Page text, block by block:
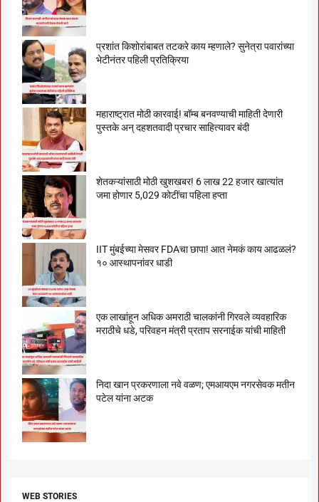
प्रशांत किशोरांबाबत तटकरे काय म्हणाले? सुनेत्रा पवारांच्या
भेटीनंतर पहिली प्रतिक्रिया
महाराष्ट्रात मोठी कारवाई! बॉम्ब बनवण्याची माहिती देणारी
पुस्तके अन् दहशतवादी प्रचार साहित्यावर बंदी
शेतकऱ्यांसाठी मोठी खुशखबर! 6 लाख 22 हजार खात्यांत
जमा होणार 5,029 कोटींचा पहिला हप्ता
IIT मुंबईच्या मेसवर FDAचा छापा! आत नेमकं काय आढळलं?
१० आस्थापनांवर धाडी
एक लाखांहून अधिक अमराठी चालकांनी गिरवले व्यवहारिक
मराठीचे धडे, परिवहन मंत्री प्रताप सरनाईक यांची माहिती
निदा खान प्रकरणाला नवे वळण; एमआयएम नगरसेवक मतीन
पटेल यांना अटक
WEB STORIES